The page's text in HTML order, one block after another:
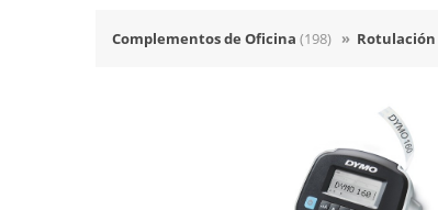
Complementos de Oficina (198) » Rotulación